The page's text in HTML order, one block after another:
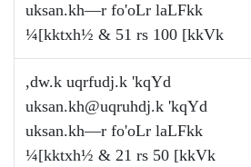
uksan.kh—r fo'oLr laLFkk
¼[kktxh½ & 51 rs 100 [kkVk
,dw.k uqrfudj.k 'kqYd
uksan.kh@uqruhdj.k 'kqYd
uksan.kh—r fo'oLr laLFkk
¼[kktxh½ & 21 rs 50 [kkVk